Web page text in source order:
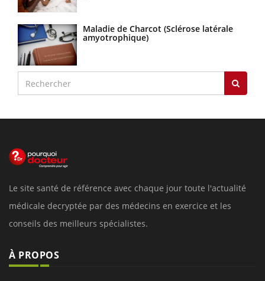
Maladie de Charcot (Sclérose latérale
amyotrophique)
Le site santé de référence avec chaque jour toute l'actualité
médicale decryptée par des médecins en exercice et les
conseils des meilleurs spécialistes.
À PROPOS